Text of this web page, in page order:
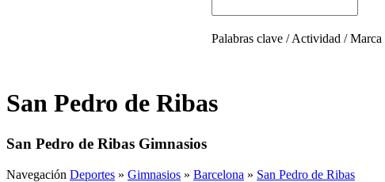
Palabras clave / Actividad / Marca
San Pedro de Ribas
San Pedro de Ribas Gimnasios
Navegación Deportes » Gimnasios » Barcelona » San Pedro de Ribas